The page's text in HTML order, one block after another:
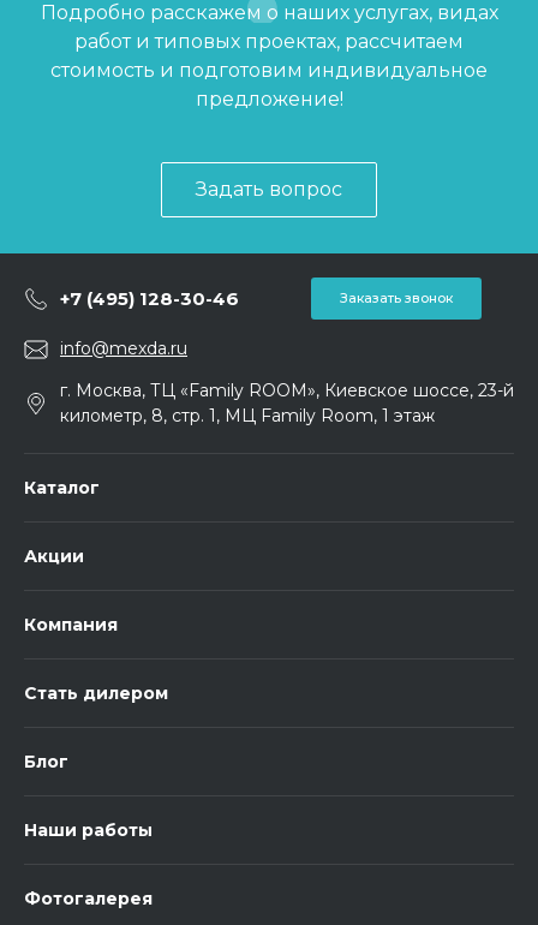
Подробно расскажем о наших услугах, видах
работ и типовых проектах, рассчитаем
стоимость и подготовим индивидуальное
предложение!
Задать вопрос
+7 (495) 128-30-46 Заказать звонок
info@mexda.ru
г. Москва, ТЦ «Family ROOM», Киевское шоссе, 23-й
километр, 8, стр. 1, МЦ Family Room, 1 этаж
Каталог
Акции
Компания
Стать дилером
Блог
Наши работы
Фотогалерея